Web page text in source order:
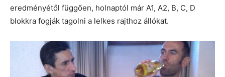
eredményétől függően, holnaptól már A1, A2, B, C, D
blokkra fogják tagolni a lelkes rajthoz állókat.